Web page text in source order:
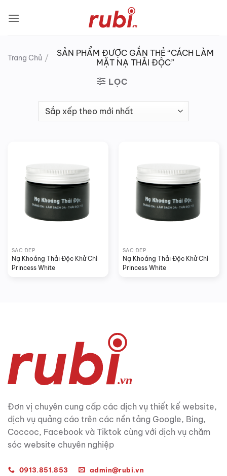
qua
Trang Chủ /
SẢN PHẨM ĐƯỢC GẮN THẺ “CÁCH LÀM
MẶT NẠ THẢI ĐỘC”
LỌC
SẮC ĐẸP
Nạ Khoáng Thải Độc Khử Chì
Princess White
SẮC ĐẸP
Nạ Khoáng Thải Độc Khử Chì
Princess White
Đơn vị chuyên cung cấp các dịch vụ thiết kế website,
dịch vụ quảng cáo trên các nền tảng Google, Bing,
Coccoc, Facebook và Tiktok cùng với dịch vụ chăm
sóc website chuyên nghiệp
0913.851.853 admin@rubi.vn